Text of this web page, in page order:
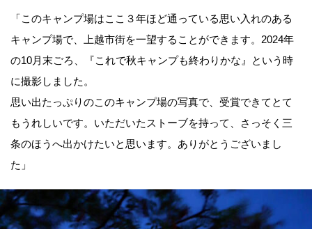
「このキャンプ場はここ３年ほど通っている思い入れのある
キャンプ場で、上越市街を一望することができます。2024年
の10月末ごろ、『これで秋キャンプも終わりかな』という時
に撮影しました。
思い出たっぷりのこのキャンプ場の写真で、受賞できてとて
もうれしいです。いただいたストーブを持って、さっそく三
条のほうへ出かけたいと思います。ありがとうございまし
た」